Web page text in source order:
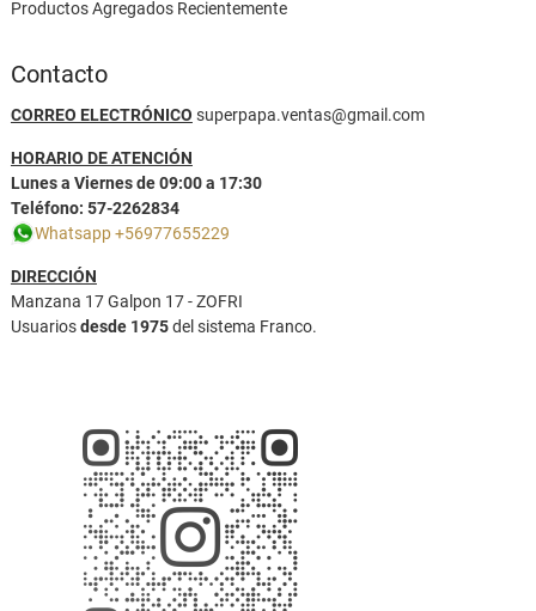
Productos Agregados Recientemente
Contacto
CORREO ELECTRÓNICO superpapa.ventas@gmail.com
HORARIO DE ATENCIÓN
Lunes a Viernes de 09:00 a 17:30
Teléfono: 57-2262834
Whatsapp +56977655229
DIRECCIÓN
Manzana 17 Galpon 17 - ZOFRI
Usuariosdesde 1975del sistema Franco.